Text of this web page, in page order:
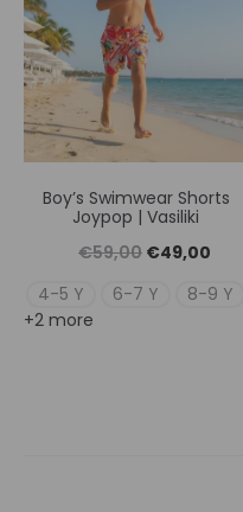
Boy’s Swimwear Shorts
Joypop | Vasiliki
€59,00 Original
price
€49,00
4-5 Y 6-7 Y
8-9 Y
+2 more